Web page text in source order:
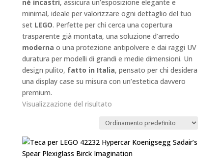
né incastri, assicura un’esposizione elegante e
minimal, ideale per valorizzare ogni dettaglio del tuo
set LEGO. Perfette per chi cerca una copertura
trasparente già montata, una soluzione d’arredo
moderna o una protezione antipolvere e dai raggi UV
duratura per modelli di grandi e medie dimensioni. Un
design pulito, fatto in Italia, pensato per chi desidera
una display case su misura con un’estetica davvero
premium.
Visualizzazione del risultato